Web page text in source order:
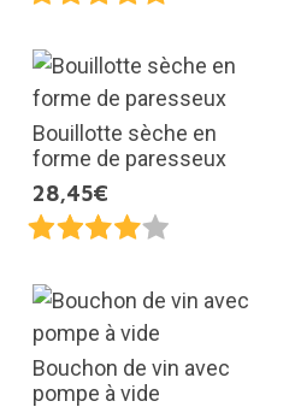
Bouillotte sèche en
forme de paresseux
28,45€
Bouchon de vin avec
pompe à vide